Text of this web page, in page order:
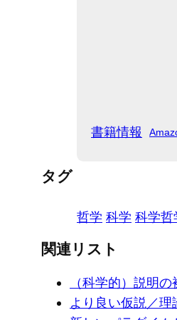
書籍情報
タグ
哲学 科学 科学哲
関連リスト
（科学的）説明
より良い仮説／